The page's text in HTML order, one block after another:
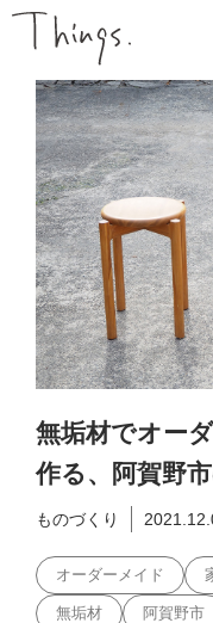
無垢材でオー
作る、阿賀野
ものづくり
オーダーメイド
無垢材 阿賀野市